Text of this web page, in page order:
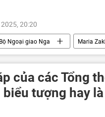
20:20
Bộ Ngoại giao Nga Maria
quần đảo Kuril Thế giới
của các Tổng
tượng hay